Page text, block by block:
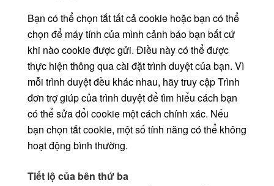
Bạn có thể chọn tắt tất cả cookie hoặc bạn có thể
chọn để máy tính của mình cảnh báo bạn bất cứ
khi nào cookie được gửi. Điều này có thể được
thực hiện thông qua cài đặt trình duyệt của bạn. Vì
mỗi trình duyệt đều khác nhau, hãy truy cập Trình
đơn trợ giúp của trình duyệt để tìm hiểu cách bạn
có thể sửa đổi cookie một cách chính xác. Nếu
bạn chọn tắt cookie, một số tính năng có thể không
hoạt động bình thường.
Tiết lộ của bên thứ ba